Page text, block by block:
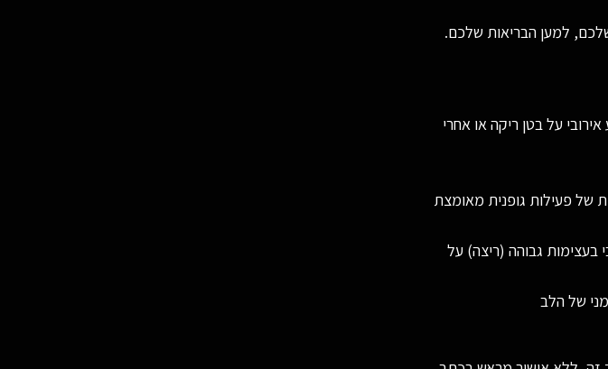
למען הבריאות שלכם.
אירובי על בטן ריקה או אחרי
של פעילות גופנית מאומצת
בעצימות גבוהה (ריצה) על
של הלב